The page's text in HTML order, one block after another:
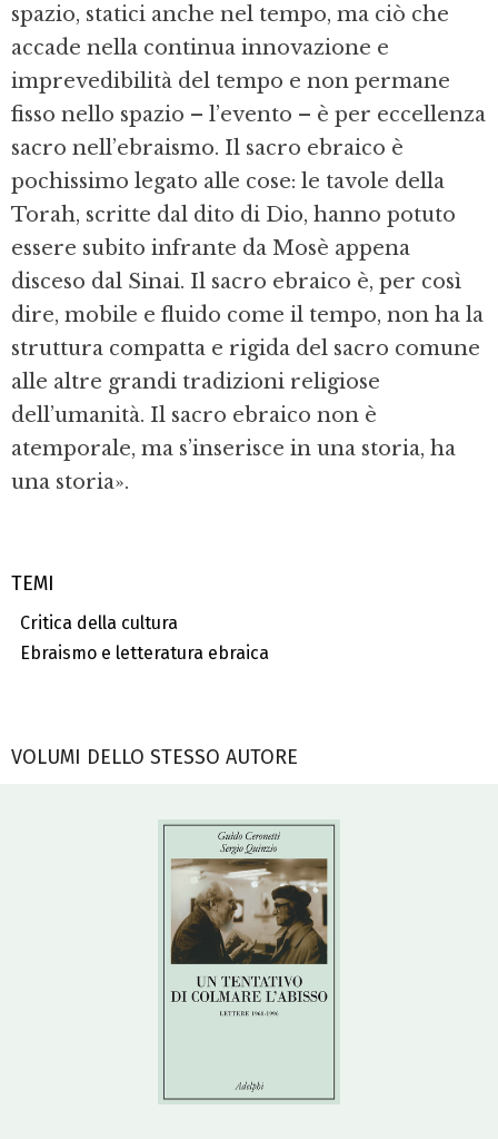
TEMI
Critica della cultura
Ebraismo e letteratura ebraica
spazio, statici anche nel tempo, ma ciò che
accade nella continua innovazione e
imprevedibilità del tempo e non permane
fisso nello spazio – l’evento – è per eccellenza
sacro nell’ebraismo. Il sacro ebraico è
pochissimo legato alle cose: le tavole della
Torah, scritte dal dito di Dio, hanno potuto
essere subito infrante da Mosè appena
disceso dal Sinai. Il sacro ebraico è, per così
dire, mobile e fluido come il tempo, non ha la
struttura compatta e rigida del sacro comune
alle altre grandi tradizioni religiose
dell’umanità. Il sacro ebraico non è
atemporale, ma s’inserisce in una storia, ha
una storia».
VOLUMI DELLO STESSO AUTORE